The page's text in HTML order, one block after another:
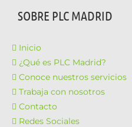
SOBRE PLC MADRID
Inicio
¿Qué es PLC Madrid?
Conoce nuestros servicios
Trabaja con nosotros
Contacto
Redes Sociales